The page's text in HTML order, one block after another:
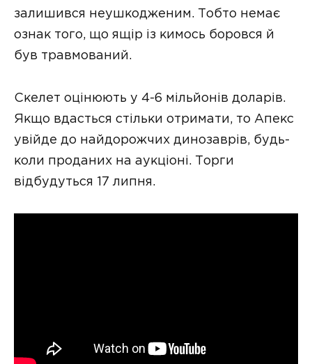
залишився неушкодженим. Тобто немає
ознак того, що ящір із кимось боровся й
був травмований.
Скелет оцінюють у 4-6 мільйонів доларів.
Якщо вдасться стільки отримати, то Апекс
увійде до найдорожчих динозаврів, будь-
коли проданих на аукціоні. Торги
відбудуться 17 липня.